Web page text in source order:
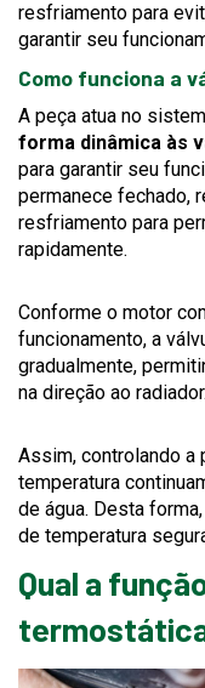
resfriamento para
garantir seu
Como funciona a
A peça atua no
forma dinâmica às
para garantir seu
permanece fechado,
resfriamento para
rapidamente.
Conforme o motor
funcionamento, a
gradualmente,
na direção ao radiador.
Assim, controlando a
temperatura
de água. Desta
de temperatura
Qual a